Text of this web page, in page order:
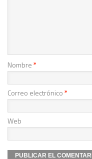
Nombre*
Correo electrónico*
Web